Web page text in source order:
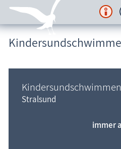
Unterkünfte
Regionales
Urlaubsorte
Kindersundschwimmen
Stralsund
immer